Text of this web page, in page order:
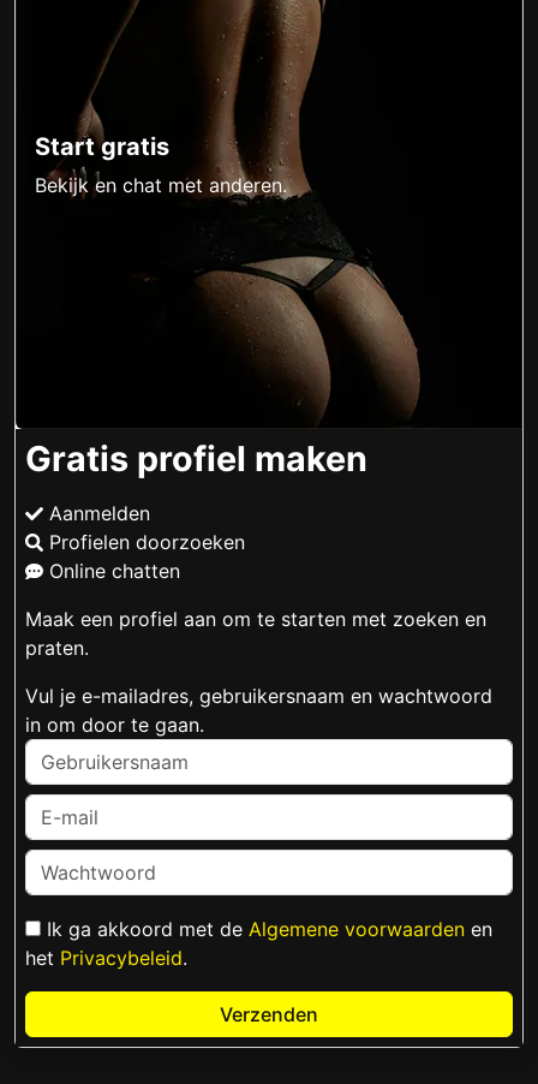
Start gratis
Bekijk en chat met anderen.
Gratis profiel maken
Aanmelden
Profielen doorzoeken
Online chatten
Maak een profiel aan om te starten met zoeken en
praten.
Vul je e-mailadres, gebruikersnaam en wachtwoord
in om door te gaan.
Ik ga akkoord met de Algemene voorwaarden en
het Privacybeleid.
Verzenden